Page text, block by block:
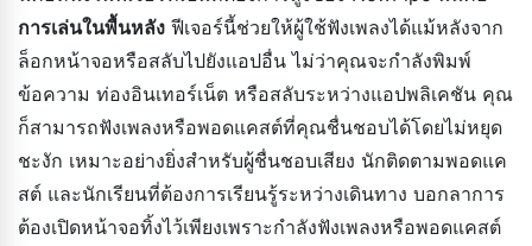
การเล่นในพื้นหลัง ฟีเจอร์นี้ช่วยให้ผู้ใช้ฟังเพลงได้แม้หลังจาก
ล็อกหน้าจอหรือสลับไปยังแอปอื่น ไม่ว่าคุณจะกำลังพิมพ์
ข้อความ ท่องอินเทอร์เน็ต หรือสลับระหว่างแอปพลิเคชัน คุณ
ก็สามารถฟังเพลงหรือพอดแคสต์ที่คุณชื่นชอบได้โดยไม่หยุด
ชะงัก เหมาะอย่างยิ่งสำหรับผู้ชื่นชอบเสียง นักติดตามพอดแค
สต์ และนักเรียนที่ต้องการเรียนรู้ระหว่างเดินทาง บอกลาการ
ต้องเปิดหน้าจอทิ้งไว้เพียงเพราะกำลังฟังเพลงหรือพอดแคสต์